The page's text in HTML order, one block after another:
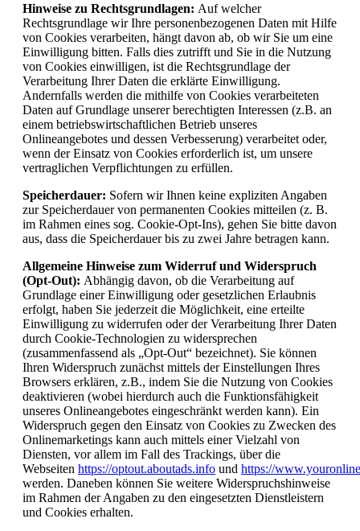
Hinweise zu Rechtsgrundlagen: Auf welcher
Rechtsgrundlage wir Ihre personenbezogenen Daten mit Hilfe
von Cookies verarbeiten, hängt davon ab, ob wir Sie um eine
Einwilligung bitten. Falls dies zutrifft und Sie in die Nutzung
von Cookies einwilligen, ist die Rechtsgrundlage der
Verarbeitung Ihrer Daten die erklärte Einwilligung.
Andernfalls werden die mithilfe von Cookies verarbeiteten
Daten auf Grundlage unserer berechtigten Interessen (z.B. an
einem betriebswirtschaftlichen Betrieb unseres
Onlineangebotes und dessen Verbesserung) verarbeitet oder,
wenn der Einsatz von Cookies erforderlich ist, um unsere
vertraglichen Verpflichtungen zu erfüllen.
Speicherdauer: Sofern wir Ihnen keine expliziten Angaben
zur Speicherdauer von permanenten Cookies mitteilen (z. B.
im Rahmen eines sog. Cookie-Opt-Ins), gehen Sie bitte davon
aus, dass die Speicherdauer bis zu zwei Jahre betragen kann.
Allgemeine Hinweise zum Widerruf und Widerspruch
(Opt-Out): Abhängig davon, ob die Verarbeitung auf
Grundlage einer Einwilligung oder gesetzlichen Erlaubnis
erfolgt, haben Sie jederzeit die Möglichkeit, eine erteilte
Einwilligung zu widerrufen oder der Verarbeitung Ihrer Daten
durch Cookie-Technologien zu widersprechen
(zusammenfassend als „Opt-Out“ bezeichnet). Sie können
Ihren Widerspruch zunächst mittels der Einstellungen Ihres
Browsers erklären, z.B., indem Sie die Nutzung von Cookies
deaktivieren (wobei hierdurch auch die Funktionsfähigkeit
unseres Onlineangebotes eingeschränkt werden kann). Ein
Widerspruch gegen den Einsatz von Cookies zu Zwecken des
Onlinemarketings kann auch mittels einer Vielzahl von
Diensten, vor allem im Fall des Trackings, über die
Webseiten https://optout.aboutads.info und https://
werden. Daneben können Sie weitere Widerspruchshinweise
im Rahmen der Angaben zu den eingesetzten Dienstleistern
und Cookies erhalten.